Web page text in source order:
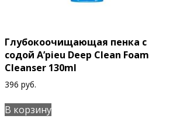
Глубокоочищающая пенка с
содой A’pieu Deep Clean Foam
Cleanser 130ml
396 руб.
В корзину